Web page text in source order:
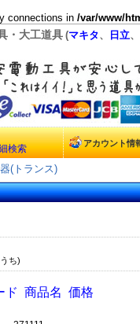
connections in /var/www/
・大工道具 (マキタ、 日立、
検索 アカウント情
(トランス)
ち)
ド 商品名 価格